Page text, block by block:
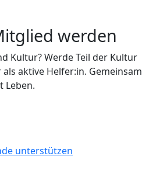
werden
Kultur? Werde Teil der Kultur
aktive Helfer:in. Gemeinsam
Leben.
unterstützen